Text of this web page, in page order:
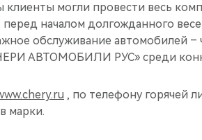
клиенты могли провести весь
началом долгожданного
обслуживание автомобилей –
АВТОМОБИЛИ РУС» среди
, по телефону горячей
марки.